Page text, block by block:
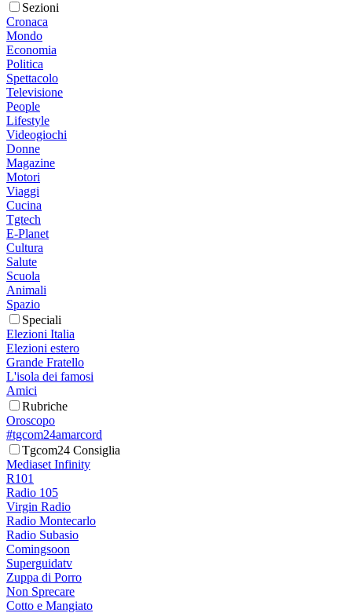
Sezioni
Cronaca
Mondo
Economia
Politica
Spettacolo
Televisione
People
Lifestyle
Videogiochi
Donne
Magazine
Motori
Viaggi
Cucina
Tgtech
E-Planet
Cultura
Salute
Scuola
Animali
Spazio
Speciali
Elezioni Italia
Elezioni estero
Grande Fratello
L'isola dei famosi
Amici
Rubriche
Oroscopo
#tgcom24amarcord
Tgcom24 Consiglia
Mediaset Infinity
R101
Radio 105
Virgin Radio
Radio Montecarlo
Radio Subasio
Comingsoon
Superguidatv
Zuppa di Porro
Non Sprecare
Cotto e Mangiato